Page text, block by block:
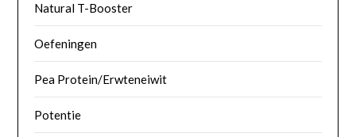
Natural T-Booster
Oefeningen
Pea Protein/Erwteneiwit
Potentie